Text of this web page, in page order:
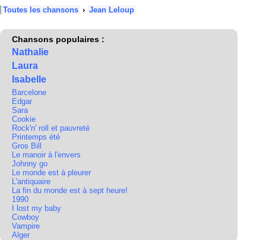
Toutes les chansons › Jean Leloup
Chansons populaires :
Nathalie
Laura
Isabelle
Barcelone
Edgar
Sara
Cookie
Rock'n' roll et pauvreté
Printemps été
Gros Bill
Le manoir à l'envers
Johnny go
Le monde est à pleurer
L'antiquaire
La fin du monde est à sept heure!
1990
I lost my baby
Cowboy
Vampire
Alger